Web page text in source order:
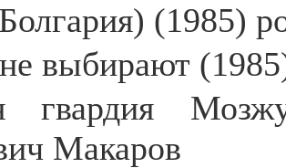
(1985)
выбирают
гвардия
Макаров